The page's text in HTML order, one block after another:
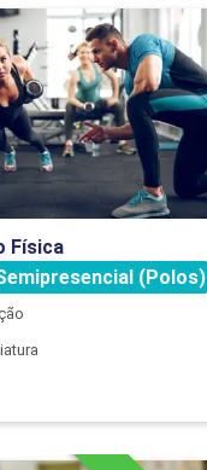
Física
(Polos)
Educação Física
Detalhes do curso
Ir para Inscrição